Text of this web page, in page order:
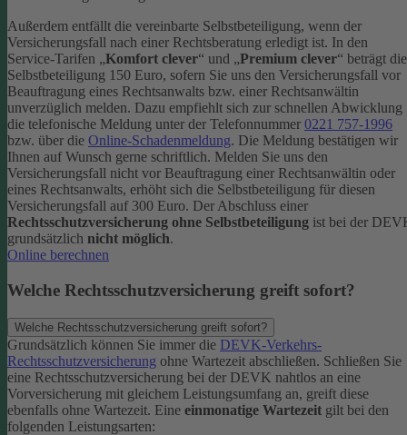
Außerdem entfällt die vereinbarte Selbstbeteiligung, wenn der
Versicherungsfall nach einer Rechtsberatung erledigt ist. In den
Service-Tarifen „Komfort clever“ und „Premium clever“ beträgt die
Selbstbeteiligung 150 Euro, sofern Sie uns den Versicherungsfall vor
Beauftragung eines Rechtsanwalts bzw. einer Rechtsanwältin
unverzüglich melden. Dazu empfiehlt sich zur schnellen Abwicklung
die telefonische Meldung unter der Telefonnummer 0221 757-1996
bzw. über die Online-Schadenmeldung. Die Meldung bestätigen wir
Ihnen auf Wunsch gerne schriftlich. Melden Sie uns den
Versicherungsfall nicht vor Beauftragung einer Rechtsanwältin oder
eines Rechtsanwalts, erhöht sich die Selbstbeteiligung für diesen
Versicherungsfall auf 300 Euro. Der Abschluss einer
Rechtsschutzversicherung ohne Selbstbeteiligung ist bei der
grundsätzlich nicht möglich.
Online berechnen
Welche Rechtsschutzversicherung greift sofort?
Welche Rechtsschutzversicherung greift sofort?
Grundsätzlich können Sie immer die DEVK-Verkehrs-
Rechtsschutzversicherung ohne Wartezeit abschließen. Schließen Sie
eine Rechtsschutzversicherung bei der DEVK nahtlos an eine
Vorversicherung mit gleichem Leistungsumfang an, greift diese
ebenfalls ohne Wartezeit. Eine einmonatige Wartezeit gilt bei den
folgenden Leistungsarten: